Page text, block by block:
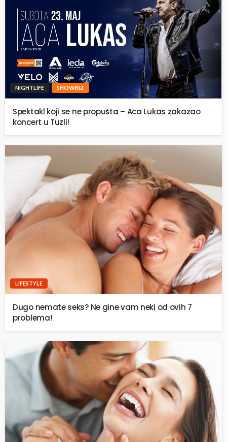
NIGHTLIFE SHOWBIZ
Spektakl koji se ne propušta – Aca Lukas zakazao
koncert u Tuzli!
LIFESTYLE
Dugo nemate seks? Ne gine vam neki od ovih 7
problema!